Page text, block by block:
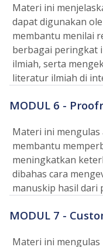
Materi ini
dapat digunakan
membantu menilai
berbagai peringkat
ilmiah, serta
literatur ilmiah di
MODUL 6 -
Materi ini
membantu
meningkatkan
dibahas cara
manuskip hasil dari
MODUL 7 -
Materi ini